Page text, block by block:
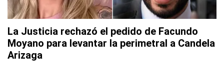
La Justicia rechazó el pedido de Facundo
Moyano para levantar la perimetral a Candela
Arizaga